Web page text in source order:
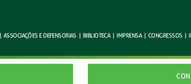
| ASSOCIAÇÕES EDEFENSORIAS | BIBLIOTECA | IMPRENSA | CONGRESSOS |